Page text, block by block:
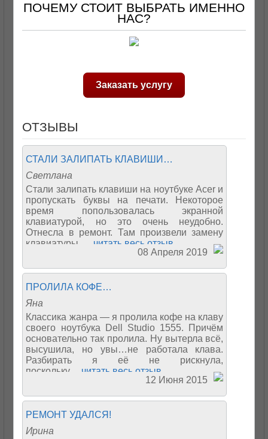
ПОЧЕМУ СТОИТ ВЫБРАТЬ ИМЕННО
НАС?
Заказать услугу
ОТЗЫВЫ
СТАЛИ ЗАЛИПАТЬ КЛАВИШИ…
Светлана
Стали залипать клавиши на ноутбуке Acer и
пропускать буквы на печати. Некоторое
время попользовалась экранной
клавиатурой, но это очень неудобно.
Отнесла в ремонт. Там произвели замену
клавиатуры....
читать весь отзыв
08 Апреля 2019
ПРОЛИЛА КОФЕ…
Яна
Классика жанра — я пролила кофе на клаву
своего ноутбука Dell Studio 1555. Причём
основательно так пролила. Ну вытерла всё,
высушила, но увы…не работала клава.
Разбирать я её не рискнула,
поскольку...
читать весь отзыв
12 Июня 2015
РЕМОНТ УДАЛСЯ!
Ирина